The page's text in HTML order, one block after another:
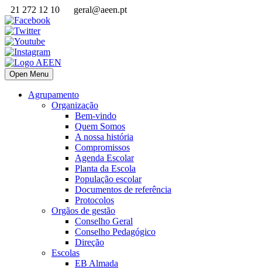
21 272 12 10 geral@aeen.pt
Open Menu
Agrupamento
Organização
Bem-vindo
Quem Somos
A nossa história
Compromissos
Agenda Escolar
Planta da Escola
População escolar
Documentos de referência
Protocolos
Orgãos de gestão
Conselho Geral
Conselho Pedagógico
Direção
Escolas
EB Almada